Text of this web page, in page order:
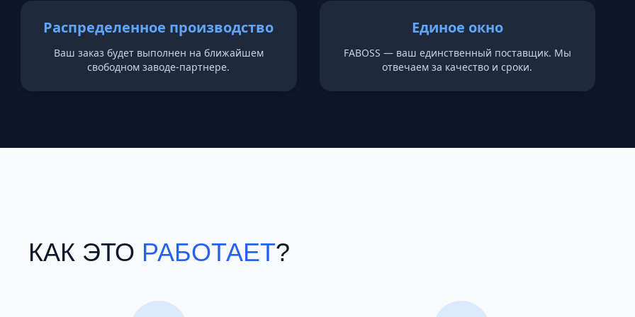
Распределенное производство
Ваш заказ будет выполнен на ближайшем
свободном заводе-партнере.
Единое окно
FABOSS — ваш единственный поставщик. Мы
отвечаем за качество и сроки.
КАК ЭТО РАБОТАЕТ?